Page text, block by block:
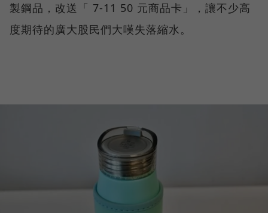
製鋼品，改送「 7-11 50 元商品卡」，讓不少高
度期待的廣大股民們大嘆失落縮水。